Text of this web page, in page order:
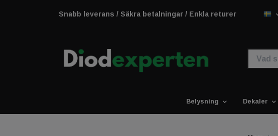
Snabb leverans / Säkra betalningar / Enkla returer
Belysning Dekaler